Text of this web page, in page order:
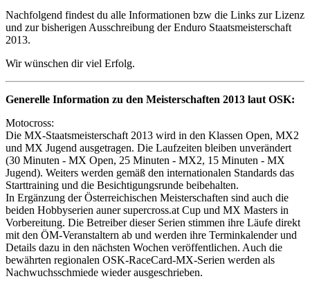
Nachfolgend findest du alle Informationen bzw die Links zur Lizenz
und zur bisherigen Ausschreibung der Enduro Staatsmeisterschaft
2013.
Wir wünschen dir viel Erfolg.
Generelle Information zu den Meisterschaften 2013 laut OSK:
Motocross:
Die MX-Staatsmeisterschaft 2013 wird in den Klassen Open, MX2
und MX Jugend ausgetragen. Die Laufzeiten bleiben unverändert
(30 Minuten - MX Open, 25 Minuten - MX2, 15 Minuten - MX
Jugend). Weiters werden gemäß den internationalen Standards das
Starttraining und die Besichtigungsrunde beibehalten.
In Ergänzung der Österreichischen Meisterschaften sind auch die
beiden Hobbyserien auner supercross.at Cup und MX Masters in
Vorbereitung. Die Betreiber dieser Serien stimmen ihre Läufe direkt
mit den ÖM-Veranstaltern ab und werden ihre Terminkalender und
Details dazu in den nächsten Wochen veröffentlichen. Auch die
bewährten regionalen OSK-RaceCard-MX-Serien werden als
Nachwuchsschmiede wieder ausgeschrieben.